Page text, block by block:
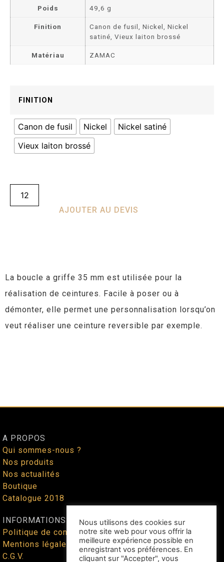
Poids 49,6 g
Finition
Canon de fusil, Nickel, Nickel
satiné, Vieux laiton brossé
Matériau ZAMAC
FINITION
Canon de fusil Nickel
Nickel satiné
Vieux laiton brossé
AJOUTER AU DEVIS
La boucle a griffe 35 mm est utilisée pour la
réalisation de ceintures. Facile à poser ou à
démonter, elle permet une personnalisation lorsqu’on
veut réaliser une ceinture reversible par exemple.
A PROPOS
Qui sommes-nous ?
Nos produits
Nos actualités
Boutique
Catalogue 2018
INFORMATIONS
Politique de confidentialité
Mentions légales
C.G.V.
Nous utilisons des cookies sur
notre site web pour vous offrir la
meilleure expérience possible en
enregistrant vos préférences. En
cliquant sur "Accepter", vous